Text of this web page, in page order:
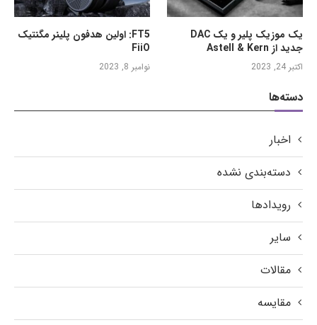
FT5: اولین هدفون پلینر مگنتیک
FiiO
نوامبر 8, 2023
یک موزیک پلیر و یک DAC
جدید از Astell & Kern
اکتبر 24, 2023
دسته‌ها
اخبار
دسته‌بندی نشده
رویدادها
سایر
مقالات
مقایسه